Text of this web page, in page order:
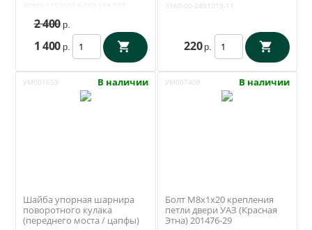
0 280 158 237
2 400 р.
1 400 р.
11
3160-00-2401019-11
220 р.
УМ001653 В наличии
Шайба упорная шарнира
поворотного кулака
(переднего моста / цапфы)
УМ007408 В наличии
Болт М8х1х20 крепления
петли двери УАЗ (Красная
Этна) 201476-29